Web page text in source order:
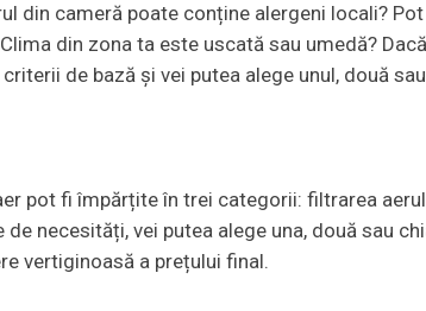
din cameră poate conține alergeni locali?
din zona ta este uscată sau umedă? Dacă
de bază și vei putea alege unul, două sau
pot fi împărțite în trei categorii: filtrarea
necesități, vei putea alege una, două sau
vertiginoasă a prețului final.